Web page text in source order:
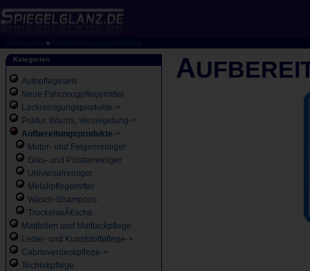
»
Kategorien
Autopflegesets
Neue Fahrzeugpflegemittel
Lackreinigungsprodukte->
Politur, Wachs, Versiegelung->
Aufbereitungsprodukte->
Motor- und Felgenreiniger
Glas- und Polsterreiniger
Universalreiniger
Metallpflegemittel
Wasch-Shampoos
TrockenwÃ€sche
Mattfolien und Mattlackpflege
Leder- und Kunststoffpflege->
Cabrioverdeckpflege->
Technikpflege
A